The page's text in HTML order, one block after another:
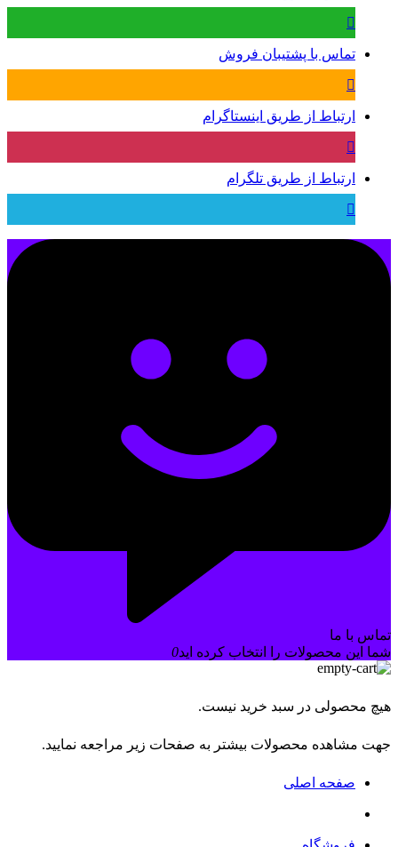
تماس با پشتیبان فروش
ارتباط از طریق اینستاگرام
ارتباط از طریق تلگرام
تماس با ما
شما این محصولات را انتخاب کرده اید0
هیچ محصولی در سبد خرید نیست.
جهت مشاهده محصولات بیشتر به صفحات زیر مراجعه نمایید.
صفحه اصلی